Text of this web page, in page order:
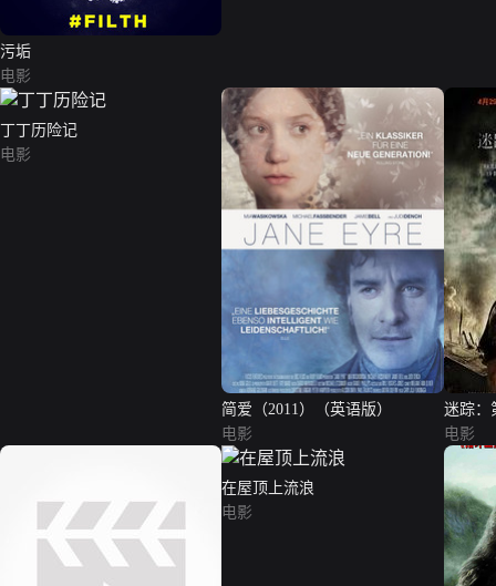
污垢
电影
丁丁历险记
电影
简爱（2011）（英语版）
电影
迷踪：
电影
在屋顶上流浪
电影